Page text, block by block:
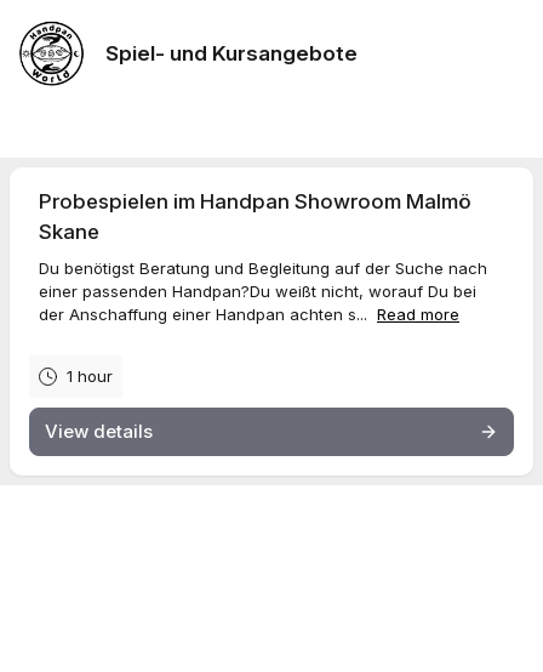
Spiel- und Kursangebote
Probespielen im Handpan Showroom Malmö
Skane
Du benötigst Beratung und Begleitung auf der Suche nach
einer passenden Handpan?Du weißt nicht, worauf Du bei
der Anschaffung einer Handpan achten s... Read more
1 hour
View details